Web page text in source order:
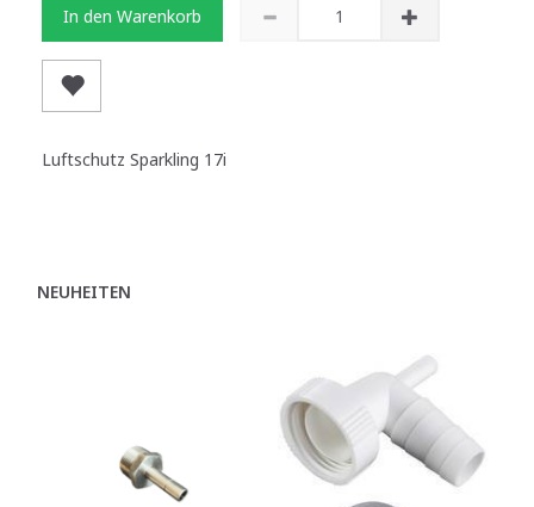
In den Warenkorb
Luftschutz Sparkling 17i
NEUHEITEN